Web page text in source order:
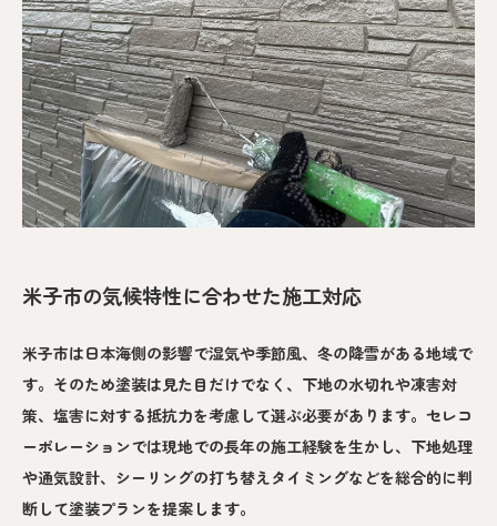
米子市の気候特性に合わせた施工対応
米子市は日本海側の影響で湿気や季節風、冬の降雪がある地域で
す。そのため塗装は見た目だけでなく、下地の水切れや凍害対
策、塩害に対する抵抗力を考慮して選ぶ必要があります。セレコ
ーポレーションでは現地での長年の施工経験を生かし、下地処理
や通気設計、シーリングの打ち替えタイミングなどを総合的に判
断して塗装プランを提案します。